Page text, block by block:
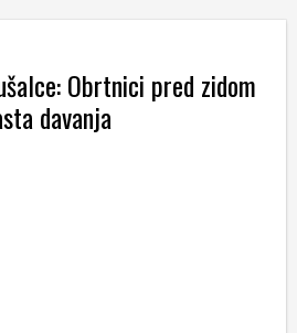
Obrtnici pred zidom
davanja